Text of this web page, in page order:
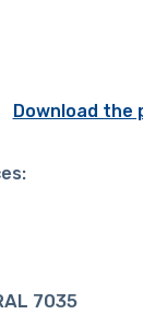
Download the
7035